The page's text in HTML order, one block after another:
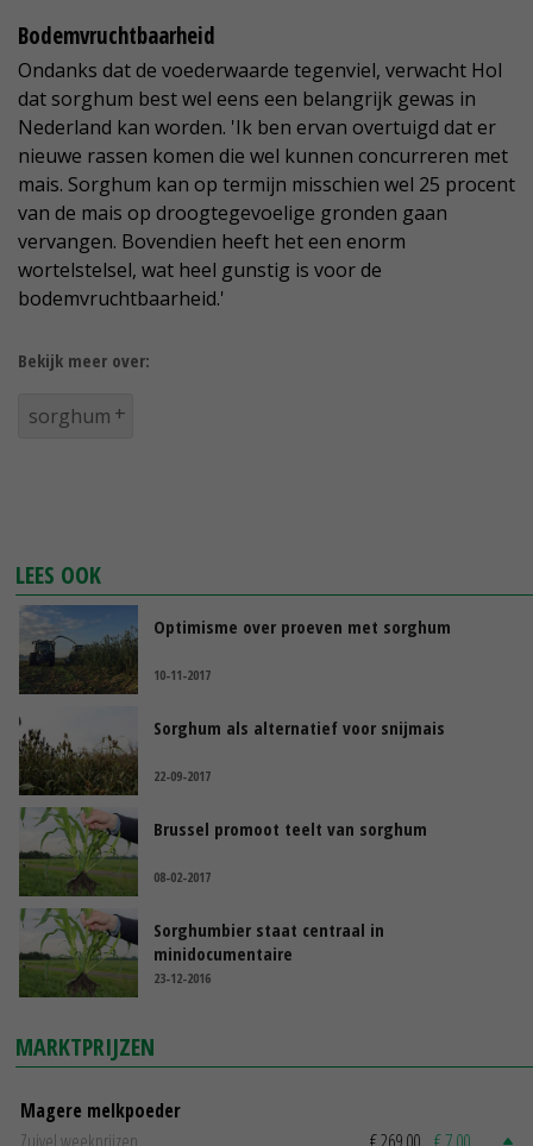
Bodemvruchtbaarheid
Ondanks dat de voederwaarde tegenviel, verwacht Hol
dat sorghum best wel eens een belangrijk gewas in
Nederland kan worden. 'Ik ben ervan overtuigd dat er
nieuwe rassen komen die wel kunnen concurreren met
mais. Sorghum kan op termijn misschien wel 25 procent
van de mais op droogtegevoelige gronden gaan
vervangen. Bovendien heeft het een enorm
wortelstelsel, wat heel gunstig is voor de
bodemvruchtbaarheid.'
Bekijk meer over:
sorghum
LEES OOK
Optimisme over proeven met sorghum
10-11-2017
Sorghum als alternatief voor snijmais
22-09-2017
Brussel promoot teelt van sorghum
08-02-2017
Sorghumbier staat centraal in
minidocumentaire
23-12-2016
MARKTPRIJZEN
Magere melkpoeder